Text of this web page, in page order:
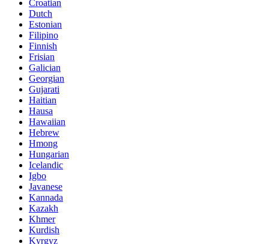
Croatian
Dutch
Estonian
Filipino
Finnish
Frisian
Galician
Georgian
Gujarati
Haitian
Hausa
Hawaiian
Hebrew
Hmong
Hungarian
Icelandic
Igbo
Javanese
Kannada
Kazakh
Khmer
Kurdish
Kyrgyz